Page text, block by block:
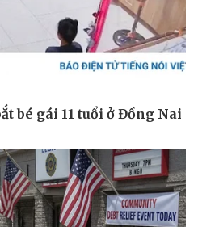
Quân sự - Quốc phòng
Phân tích